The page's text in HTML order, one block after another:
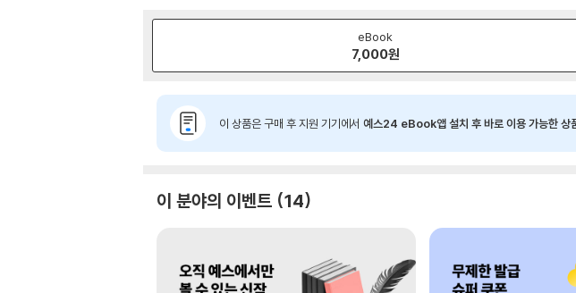
eBook
7,000원
이 상품은 구매 후 지원 기기에서 예스24 eBook앱 설치 후 바로 이용 가능한 상
이 분야의 이벤트 14